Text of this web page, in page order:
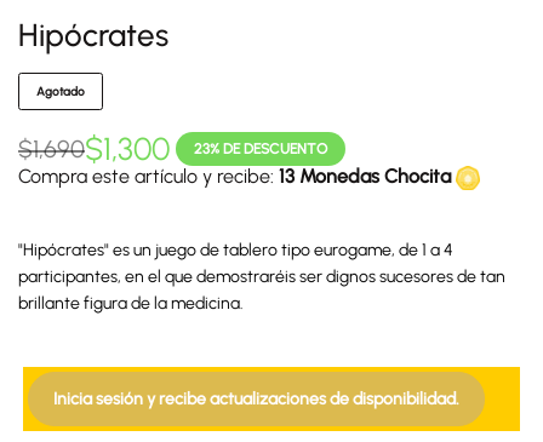
Hipócrates
Agotado
$1,690$1,300 23% DE DESCUENTO
Compra este artículo y recibe: 13 Monedas Chocita
"Hipócrates" es un juego de tablero tipo eurogame, de 1 a 4
participantes, en el que demostraréis ser dignos sucesores de tan
brillante figura de la medicina.
Inicia sesión y recibe actualizaciones de disponibilidad.